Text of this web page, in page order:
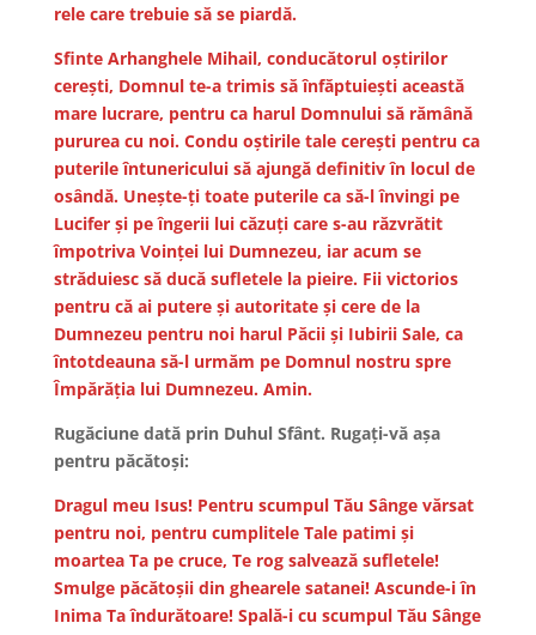
rele care trebuie să se piardă.
Sfinte Arhanghele Mihail, conducătorul oștirilor
cerești, Domnul te-a trimis să înfăptuiești această
mare lucrare, pentru ca harul Domnului să rămână
pururea cu noi. Condu oștirile tale cerești pentru ca
puterile întunericului să ajungă definitiv în locul de
osândă. Unește-ți toate puterile ca să-l învingi pe
Lucifer și pe îngerii lui căzuți care s-au răzvrătit
împotriva Voinței lui Dumnezeu, iar acum se
străduiesc să ducă sufletele la pieire. Fii victorios
pentru că ai putere și autoritate și cere de la
Dumnezeu pentru noi harul Păcii și Iubirii Sale, ca
întotdeauna să-l urmăm pe Domnul nostru spre
Împărăția lui Dumnezeu. Amin.
Rugăciune dată prin Duhul Sfânt. Rugați-vă așa
pentru păcătoși:
Dragul meu Isus! Pentru scumpul Tău Sânge vărsat
pentru noi, pentru cumplitele Tale patimi și
moartea Ta pe cruce, Te rog salvează sufletele!
Smulge păcătoșii din ghearele satanei! Ascunde-i în
Inima Ta îndurătoare! Spală-i cu scumpul Tău Sânge